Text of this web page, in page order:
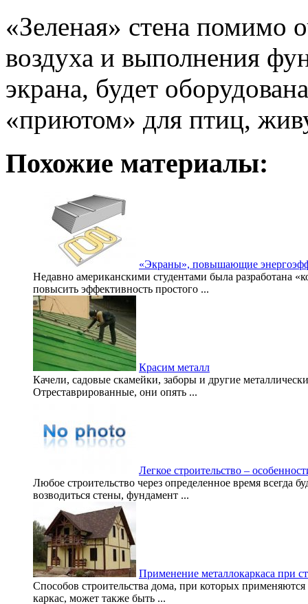
«Зеленая» стена
воздуха и выполнения
экрана, будет
«приютом» для птиц,
Похожие материалы:
«Экраны», повышающие
Недавно американскими студентами была разработана
повысить эффективность простого ...
Красим металл
Качели, садовые скамейки, заборы и другие
Отреставрированные, они опять ...
Легкое строительство –
Любое строительство через определенное время всегда
возводиться стены, фундамент ...
Применение металлокаркаса при
Способов строительства дома, при которых
каркас, может также быть ...